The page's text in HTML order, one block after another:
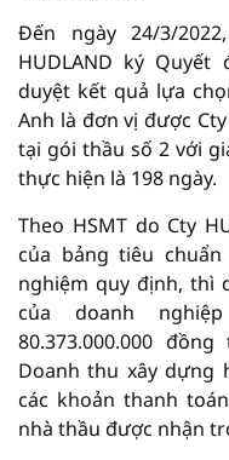
Đến ngày 24/3/
HUDLAND ký Quyết
duyệt kết quả lựa
Anh là đơn vị được
tại gói thầu số 2 với
thực hiện là 198 ngày.
Theo HSMT do Cty
của bảng tiêu
nghiệm quy định, thì
của doanh
80.373.000.000
Doanh thu xây dựng
các khoản thanh
nhà thầu được nhận